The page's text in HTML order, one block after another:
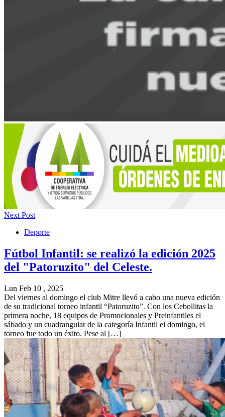
Next Post
Deporte
Fútbol Infantil: se realizó la edición 2025
del "Patoruzito" del Celeste.
Lun Feb 10 , 2025
Del viernes al domingo el club Mitre llevó a cabo una nueva edición
de su tradicional torneo infantil “Patoruzito”. Con los Cebollitas la
primera noche, 18 equipos de Promocionales y Preinfantiles el
sábado y un cuadrangular de la categoría Infantil el domingo, el
torneo fue todo un éxito. Pese al […]